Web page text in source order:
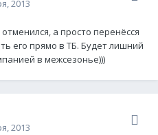
2013
а просто перенёсся
его прямо в ТБ. Будет лишний
в межсезонье)))
2013